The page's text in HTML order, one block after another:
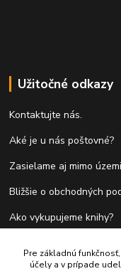
Užitočné odkazy
Kontaktujte nás.
Aké je u nás poštovné?
Zasielame aj mimo
Bližšie o obchodných
Ako vykupujeme knihy?
Pre základnú
účely a v prípade